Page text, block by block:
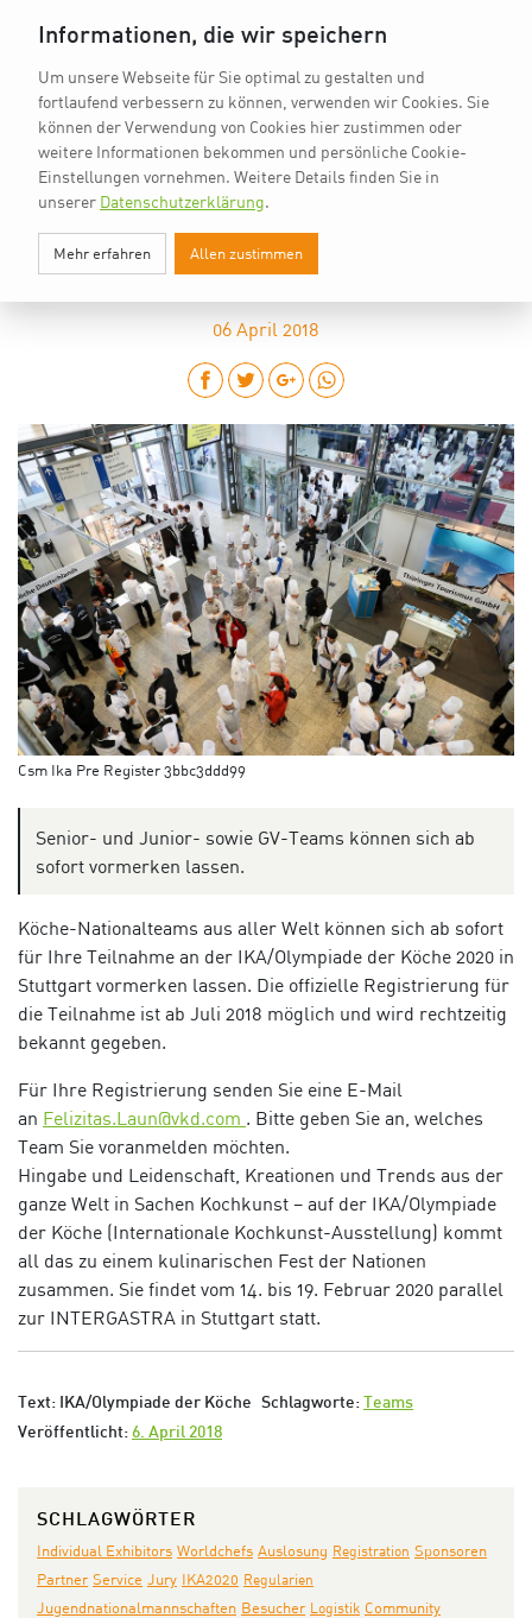
IKA/OLYMPIADE DER KÖCHE:
VORANMELDUNG LÄUFT
06 April 2018
Csm Ika Pre Register 3bbc3ddd99
Senior- und Junior- sowie GV-Teams können sich ab
sofort vormerken lassen.
Köche-Nationalteams aus aller Welt können sich ab sofort
für Ihre Teilnahme an der IKA/Olympiade der Köche 2020 in
Stuttgart vormerken lassen. Die offizielle Registrierung für
die Teilnahme ist ab Juli 2018 möglich und wird rechtzeitig
bekannt gegeben.
Für Ihre Registrierung senden Sie eine E-Mail
an Felizitas.Laun@vkd.com . Bitte geben Sie an, welches
Team Sie voranmelden möchten.
Hingabe und Leidenschaft, Kreationen und Trends aus der
ganze Welt in Sachen Kochkunst – auf der IKA/Olympiade
der Köche (Internationale Kochkunst-Ausstellung) kommt
all das zu einem kulinarischen Fest der Nationen
zusammen. Sie findet vom 14. bis 19. Februar 2020 parallel
zur INTERGASTRA in Stuttgart statt.
Text: IKA/Olympiade der Köche Schlagworte:
Teams
Veröffentlicht: 6. April 2018
SCHLAGWÖRTER
Individual Exhibitors Worldchefs Auslosung Registration Sponsoren
Partner Service Jury IKA2020 Regularien
Jugendnationalmannschaften Besucher Logistik Community
Informationen, die wir speichern
Um unsere Webseite für Sie optimal zu gestalten und
fortlaufend verbessern zu können, verwenden wir Cookies. Sie
können der Verwendung von Cookies hier zustimmen oder
weitere Informationen bekommen und persönliche Cookie-
Einstellungen vornehmen. Weitere Details finden Sie in
unserer Datenschutzerklärung.
Mehr erfahren Allen zustimmen